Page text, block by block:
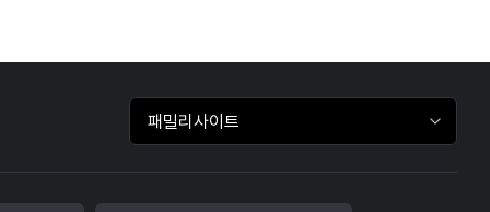
패밀리사이트 바로가기